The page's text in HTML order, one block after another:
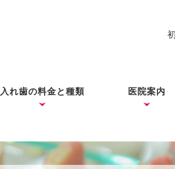
入れ歯の料金と種類 医院案内